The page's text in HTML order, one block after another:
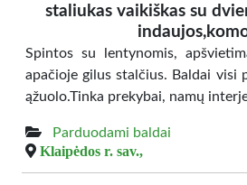
staliukas vaikiškas su
Spintos su lentynomis,
apačioje gilus stalčius. Baldai visi
ąžuolo.Tinka prekybai, namų
Parduodami baldai
Klaipėdos r. sav.,